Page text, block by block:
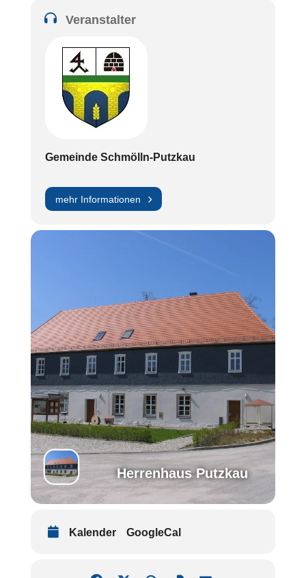
Veranstalter
Gemeinde Schmölln-Putzkau
mehr Informationen
Herrenhaus Putzkau
Kalender GoogleCal